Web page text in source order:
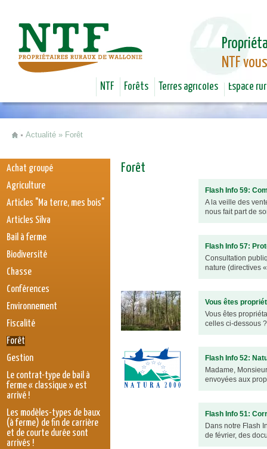
NTF
NTF Forêts Terres agricoles Espace
Actualité » Forêt
Forêt
Flash Info 59:
A la veille des
nous fait part de
Flash Info 57:
Consultation
nature (directives
Vous êtes
Vous êtes
celles ci-dessous
Flash Info 52:
Madame,
envoyées aux
Flash Info 51:
Dans notre Flash
de février, des
Achat groupé
Agriculture
Articles "Ma terre, mes bois"
Articles Silva
Bail à ferme
Biodiversité
Chasse
Conférences
Environnement
Fiscalité
Forêt
Gestion
Le contrat-type de bail à
ferme « classique » est
arrivé !
Les modèles-types de baux
(à ferme) de fin de carrière
et de courte durée sont
arrivés !